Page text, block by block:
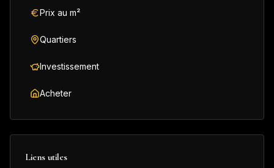
Prix au m²
Quartiers
Investissement
Acheter
Liens utiles